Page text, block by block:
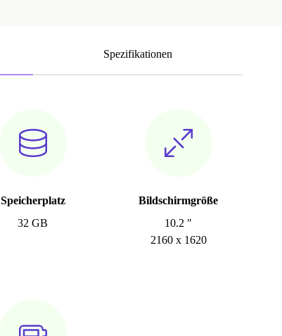
Spezifikationen
Speicherplatz
32 GB
Bildschirmgröße
10.2 "
2160 x 1620